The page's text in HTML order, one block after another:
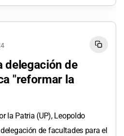
delegación de
"reformar la
la Patria (UP), Leopoldo
de facultades para el